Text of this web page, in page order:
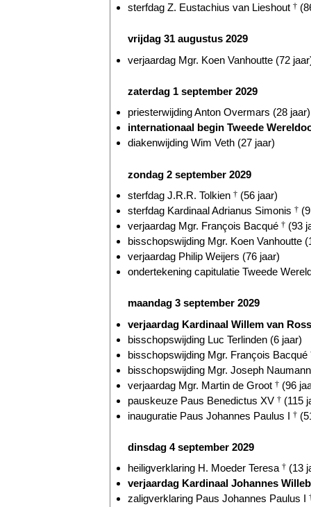
sterfdag Z. Eustachius van Lieshout †
vrijdag 31 augustus 2029
verjaardag Mgr. Koen Vanhoutte (72
zaterdag 1 september 2029
priesterwijding Anton Overmars (28 jaar)
internationaal begin Tweede
diakenwijding Wim Veth (27 jaar)
zondag 2 september 2029
sterfdag J.R.R. Tolkien † (56 jaar)
sterfdag Kardinaal Adrianus Simonis †
verjaardag Mgr. François Bacqué † (93
bisschopswijding Mgr. Koen Vanhoutte
verjaardag Philip Weijers (76 jaar)
ondertekening capitulatie Tweede
maandag 3 september 2029
verjaardag Kardinaal Willem van
bisschopswijding Luc Terlinden (6 jaar)
bisschopswijding Mgr. François Bacqué
bisschopswijding Mgr. Joseph
verjaardag Mgr. Martin de Groot † (96
pauskeuze Paus Benedictus XV † (115
inauguratie Paus Johannes Paulus I †
dinsdag 4 september 2029
heiligverklaring H. Moeder Teresa † (13
verjaardag Kardinaal Johannes
zaligverklaring Paus Johannes Paulus I